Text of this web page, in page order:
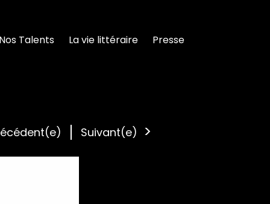
Talents La vie littéraire Presse
Suivant(e)